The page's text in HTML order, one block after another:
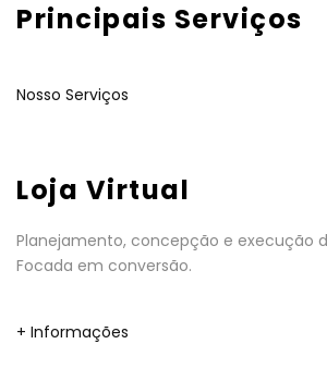
Principais Serviços
Nosso Serviços
Loja Virtual
Planejamento, concepção e execução
Focada em conversão.
+ Informações